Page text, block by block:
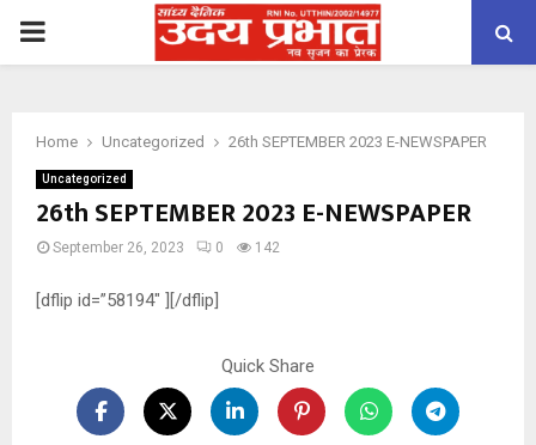
PRIMARY
Home Uncategorized 26th SEPTEMBER 2023 E-NEWSPAPER
Uncategorized
26th SEPTEMBER 2023 E-NEWSPAPER
September 26, 2023 0 142
[dflip id=”58194″ ][/dflip]
Quick Share